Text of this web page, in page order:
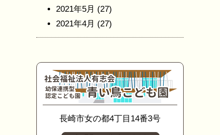
2021年5月 (27)
2021年4月 (27)
長崎市女の都4丁目14番3号